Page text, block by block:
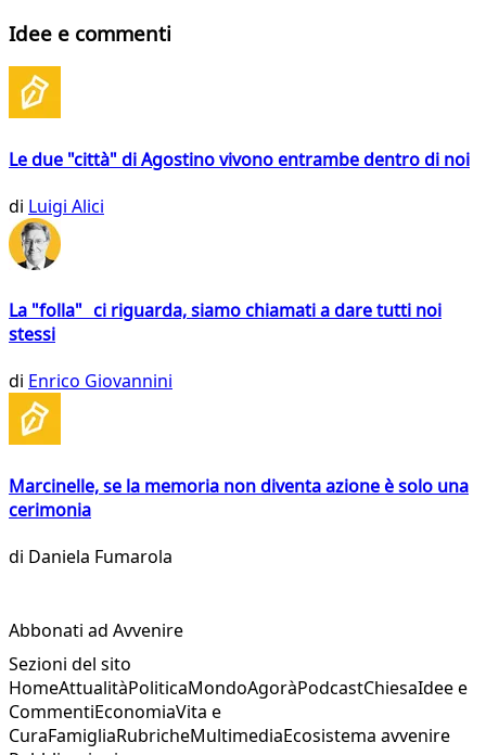
Idee e commenti
Le due "città" di Agostino vivono entrambe dentro di noi
di Luigi Alici
La "folla" ci riguarda, siamo chiamati a dare tutti noi
stessi
di Enrico Giovannini
Marcinelle, se la memoria non diventa azione è solo una
cerimonia
di Daniela Fumarola
Abbonati ad Avvenire
Sezioni del sito
HomeAttualitàPoliticaMondoAgoràPodcastChiesaIdee e
CommentiEconomiaVita e
CuraFamigliaRubricheMultimediaEcosistema avvenire